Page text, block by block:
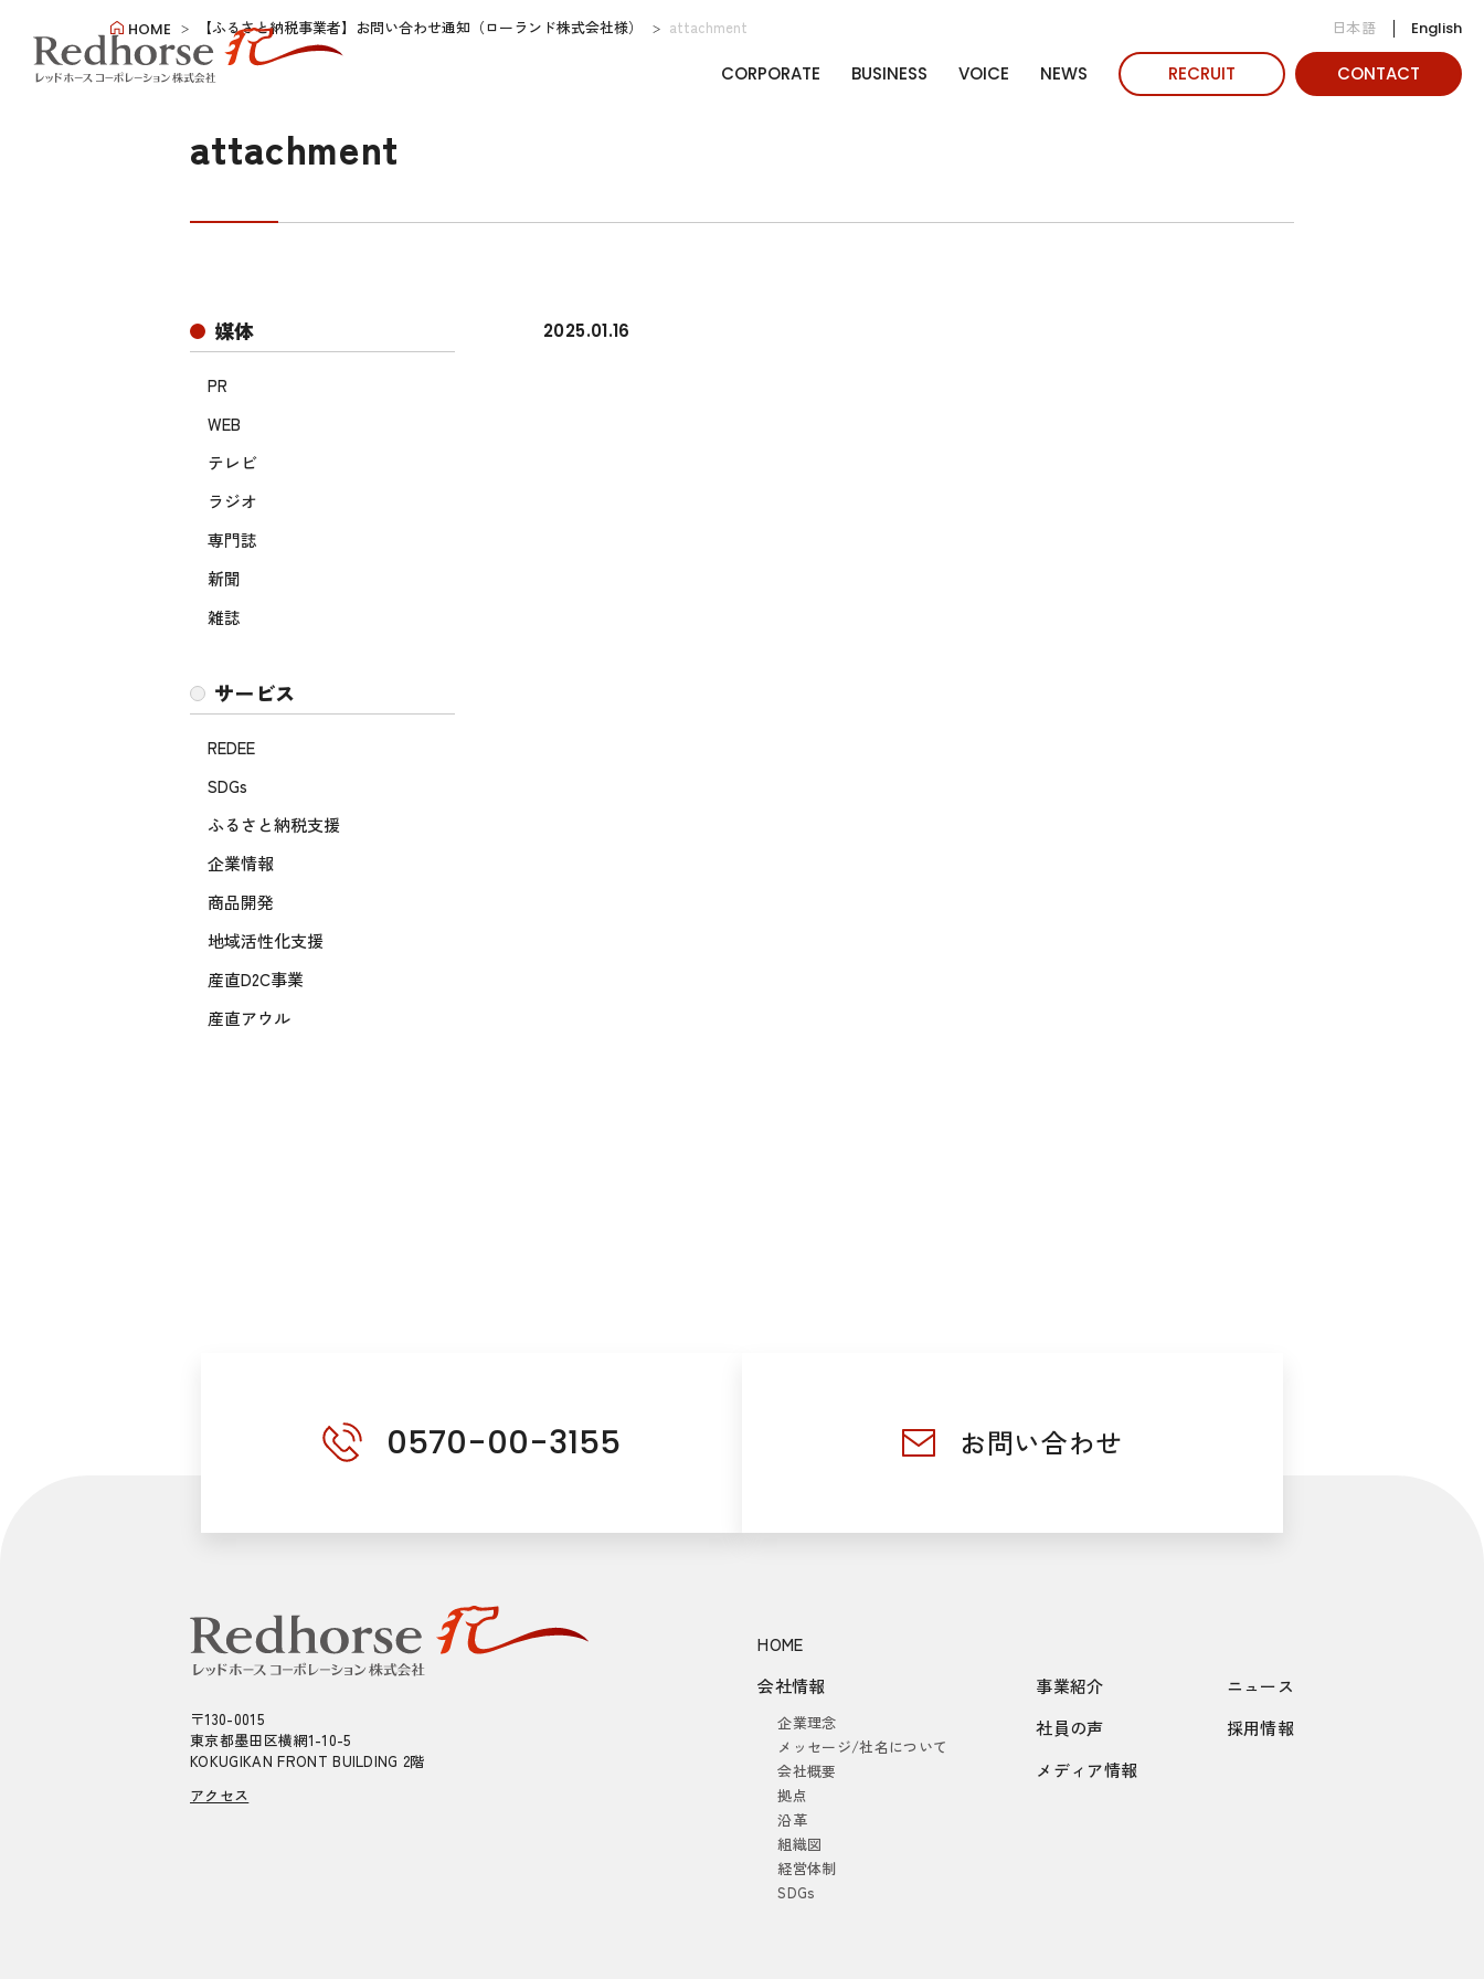
日本語 English
CORPORATE BUSINESS VOICE NEWS RECRUIT CONTACT
HOME 【ふるさと納税事業者】お問い合わせ通知（ローランド株式会社様） attachment
attachment
媒体
PR
WEB
テレビ
ラジオ
専門誌
新聞
雑誌
サービス
REDEE
SDGs
ふるさと納税支援
企業情報
商品開発
地域活性化支援
産直D2C事業
産直アウル
2025.01.16
0570-00-3155 お問い合わせ
〒130-0015
東京都墨田区横網1-10-5
KOKUGIKAN FRONT BUILDING 2階
アクセス
HOME
会社情報
企業理念
メッセージ/社名について
会社概要
拠点
沿革
組織図
経営体制
SDGs
事業紹介
社員の声
メディア情報
ニュース
採用情報